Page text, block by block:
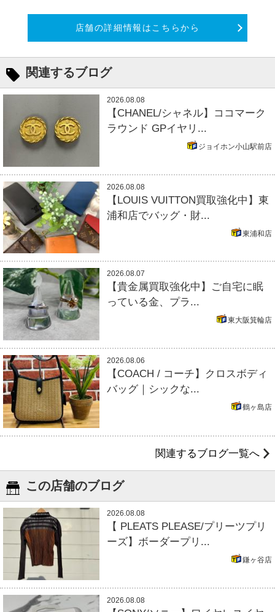
店舗の詳細情報はこちらから
関連するブログ
2026.08.08
【CHANEL/シャネル】ココマーク
ラウンド GPイヤリ...
ジョイホン小山駅前店
2026.08.08
【LOUIS VUITTON買取強化中】東
浦和店でバッグ・財...
東浦和店
2026.08.07
【貴金属買取強化中】ご自宅に眠
っている金、プラ...
東大阪箕輪店
2026.08.06
【COACH / コーチ】クロスボディ
バッグ｜シックな...
鶴ヶ島店
関連するブログ一覧へ
この店舗のブログ
2026.08.08
【 PLEATS PLEASE/プリーツプリ
ーズ】ボーダープリ...
鎌ヶ谷店
2026.08.08